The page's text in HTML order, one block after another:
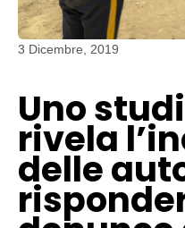
3 Dicembre, 2019
Uno
rivela
delle